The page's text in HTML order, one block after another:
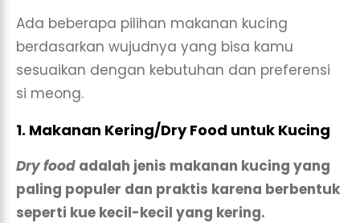
Ada beberapa pilihan makanan kucing
berdasarkan wujudnya yang bisa kamu
sesuaikan dengan kebutuhan dan preferensi
si meong.
1. Makanan Kering/Dry Food untuk Kucing
Dry food adalah jenis makanan kucing yang
paling populer dan praktis karena berbentuk
seperti kue kecil-kecil yang kering.